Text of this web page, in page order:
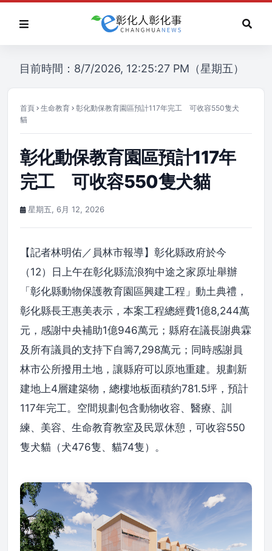
目前時間：8/7/2026, 12:25:27 PM（星期五）
首頁 生命教育
彰化動保教育園區預計117年完工 可收容550隻犬
貓
彰化動保教育園區預計117年
完工 可收容550隻犬貓
星期五, 6月 12, 2026
【記者林明佑／員林市報導】彰化縣政府於今
（12）日上午在彰化縣流浪狗中途之家原址舉辦
「彰化縣動物保護教育園區興建工程」動土典禮，
彰化縣長王惠美表示，本案工程總經費1億8,244萬
元，感謝中央補助1億946萬元；縣府在議長謝典霖
及所有議員的支持下自籌7,298萬元；同時感謝員
林市公所撥用土地，讓縣府可以原地重建。規劃新
建地上4層建築物，總樓地板面積約781.5坪，預計
117年完工。空間規劃包含動物收容、醫療、訓
練、美容、生命教育教室及民眾休憩，可收容550
隻犬貓（犬476隻、貓74隻）。